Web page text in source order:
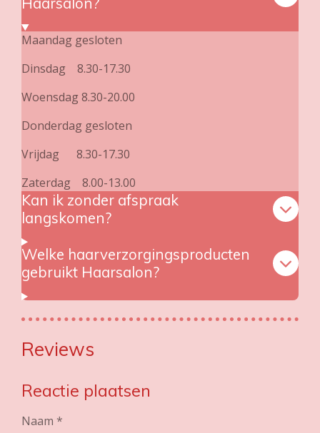
Maandag gesloten
Dinsdag 8.30-17.30
Woensdag 8.30-20.00
Donderdag gesloten
Vrijdag 8.30-17.30
Zaterdag 8.00-13.00
Kan ik zonder afspraak
langskomen?
Welke haarverzorgingsproducten
gebruikt Haarsalon?
Reviews
Reactie plaatsen
Naam *